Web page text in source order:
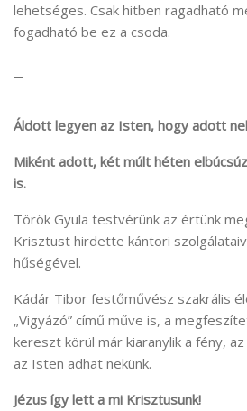
lehetséges. Csak hitben ragadható
fogadható be ez a csoda.
–
Áldott legyen az Isten, hogy adott
Miként adott, két múlt héten
is.
Török Gyula testvérünk az értünk
Krisztust hirdette kántori
hűségével.
Kádár Tibor festőművész szakrális
„Vigyázó” című műve is, a
kereszt körül már kiaranylik a fény,
az Isten adhat nekünk.
Jézus így lett a mi Krisztusunk!